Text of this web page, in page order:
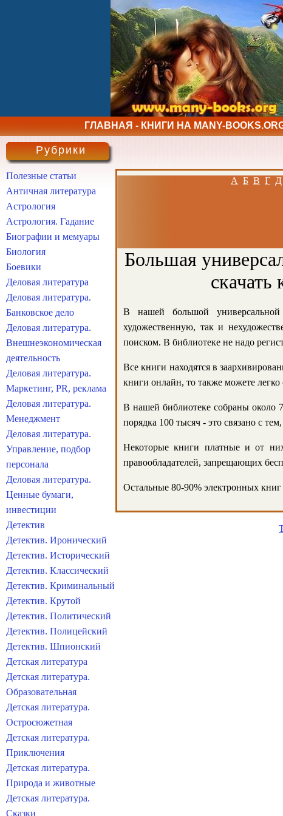
ГЛАВНАЯ - КНИГИ НА MANY-
А Б В Г Д
Большая
скачать
В нашей большой
художественную, так и
поиском. В библиотеке не надо
Все книги находятся в
книги онлайн, то также можете легко
В нашей библиотеке собраны около
порядка 100 тысяч - это связано с
Некоторые книги платные и от
правообладателей, запрещающих
Остальные 80-90% электронных
Рубрики
Полезные статьи
Античная литература
Астрология
Астрология. Гадание
Биографии и мемуары
Биология
Боевики
Деловая литература
Деловая литература.
Банковское дело
Деловая литература.
Внешнеэкономическая
деятельность
Деловая литература.
Маркетинг, PR, реклама
Деловая литература.
Менеджмент
Деловая литература.
Управление, подбор
персонала
Деловая литература.
Ценные бумаги,
инвестиции
Детектив
Детектив. Иронический
Детектив. Исторический
Детектив. Классический
Детектив. Криминальный
Детектив. Крутой
Детектив. Политический
Детектив. Полицейский
Детектив. Шпионский
Детская литература
Детская литература.
Образовательная
Детская литература.
Остросюжетная
Детская литература.
Приключения
Детская литература.
Природа и животные
Детская литература.
Сказки